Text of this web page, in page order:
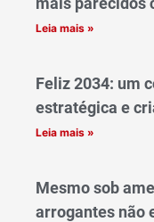
Leia mais »
Feliz 2034: um
estratégica e
Leia mais »
Mesmo sob
arrogantes não